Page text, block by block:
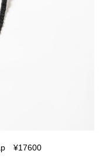
¥17600